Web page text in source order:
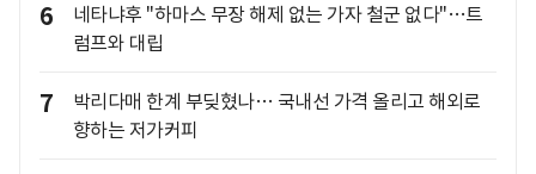
6
네타냐후 "하마스 무장 해제 없는 가자 철군 없다"…트
럼프와 대립
7
박리다매 한계 부딪혔나… 국내선 가격 올리고 해외로
향하는 저가커피